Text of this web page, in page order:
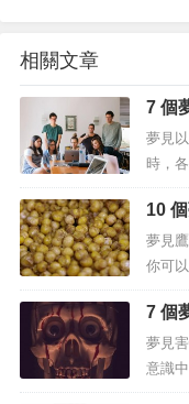
相關文章
7 個
中糟
夢見
時，
室進
是，
的回
個夢
歷而
10
豆、
夢見
你可
標，
鷹嘴
芽，
嘴豆
7 個
見害
夢見
意識
生活